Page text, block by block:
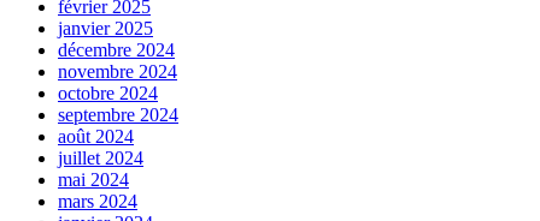
février 2025
janvier 2025
décembre 2024
novembre 2024
octobre 2024
septembre 2024
août 2024
juillet 2024
mai 2024
mars 2024